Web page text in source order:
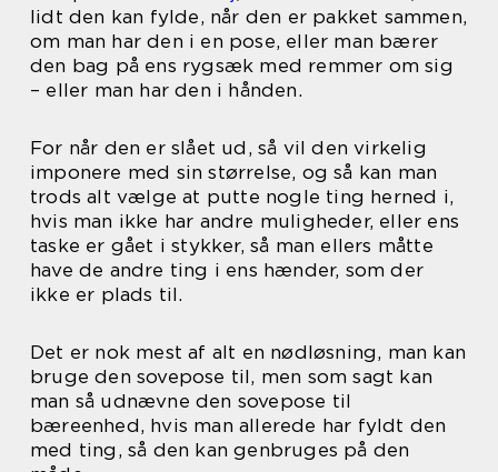
lidt den kan fylde, når den er pakket sammen,
om man har den i en pose, eller man bærer
den bag på ens rygsæk med remmer om sig
– eller man har den i hånden.
For når den er slået ud, så vil den virkelig
imponere med sin størrelse, og så kan man
trods alt vælge at putte nogle ting herned i,
hvis man ikke har andre muligheder, eller ens
taske er gået i stykker, så man ellers måtte
have de andre ting i ens hænder, som der
ikke er plads til.
Det er nok mest af alt en nødløsning, man kan
bruge den sovepose til, men som sagt kan
man så udnævne den sovepose til
bæreenhed, hvis man allerede har fyldt den
med ting, så den kan genbruges på den